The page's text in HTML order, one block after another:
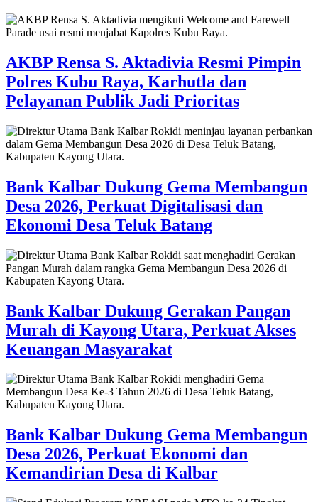
AKBP Rensa S. Aktadivia Resmi Pimpin
Polres Kubu Raya, Karhutla dan
Pelayanan Publik Jadi Prioritas
Bank Kalbar Dukung Gema Membangun
Desa 2026, Perkuat Digitalisasi dan
Ekonomi Desa Teluk Batang
Bank Kalbar Dukung Gerakan Pangan
Murah di Kayong Utara, Perkuat Akses
Keuangan Masyarakat
Bank Kalbar Dukung Gema Membangun
Desa 2026, Perkuat Ekonomi dan
Kemandirian Desa di Kalbar